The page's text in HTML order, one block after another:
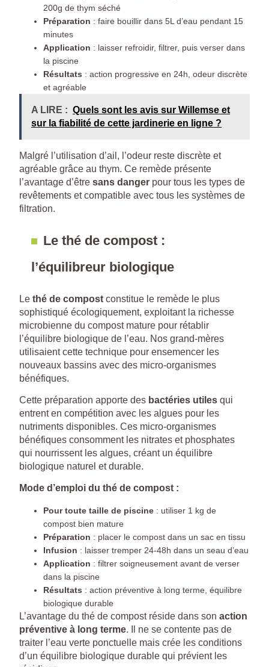
200g de thym séché
Préparation : faire bouillir dans 5L d’eau pendant 15
minutes
Application : laisser refroidir, filtrer, puis verser dans
la piscine
Résultats : action progressive en 24h, odeur discrète
et agréable
A LIRE : Quels sont les avis sur Willemse et
sur la fiabilité de cette jardinerie en ligne ?
Malgré l’utilisation d’ail, l’odeur reste discrète et
agréable grâce au thym. Ce remède présente
l’avantage d’être sans danger pour tous les types de
revêtements et compatible avec tous les systèmes de
filtration.
Le thé de compost :
l’équilibreur biologique
Le thé de compost constitue le remède le plus
sophistiqué écologiquement, exploitant la richesse
microbienne du compost mature pour rétablir
l’équilibre biologique de l’eau. Nos grand-mères
utilisaient cette technique pour ensemencer les
nouveaux bassins avec des micro-organismes
bénéfiques.
Cette préparation apporte des bactéries utiles qui
entrent en compétition avec les algues pour les
nutriments disponibles. Ces micro-organismes
bénéfiques consomment les nitrates et phosphates
qui nourrissent les algues, créant un équilibre
biologique naturel et durable.
Mode d’emploi du thé de compost :
Pour toute taille de piscine : utiliser 1 kg de
compost bien mature
Préparation : placer le compost dans un sac en tissu
Infusion : laisser tremper 24-48h dans un seau d’eau
Application : filtrer soigneusement avant de verser
dans la piscine
Résultats : action préventive à long terme, équilibre
biologique durable
L’avantage du thé de compost réside dans son action
préventive à long terme. Il ne se contente pas de
traiter l’eau verte ponctuelle mais crée les conditions
d’un équilibre biologique durable qui prévient les